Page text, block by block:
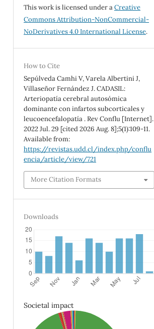
This work is licensed under aCreative
Commons Attribution-NonCommercial-
NoDerivatives 4.0 International License.
How to Cite
Sepúlveda Camhi V, Varela Albertini J,
Villaseñor Fernández J. CADASIL:
Arteriopatía cerebral autosómica
dominante con infartos subcorticales y
leucoencefalopatía . Rev Conflu [Internet].
2022 Jul. 29 [cited 2026 Aug. 8];5(1):109-11.
Available from:
https://revistas.udd.cl/index.php/conflu
encia/article/view/721
More Citation Formats
Downloads
Societal impact